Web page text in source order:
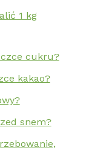
1 kg
cukru?
kakao?
snem?